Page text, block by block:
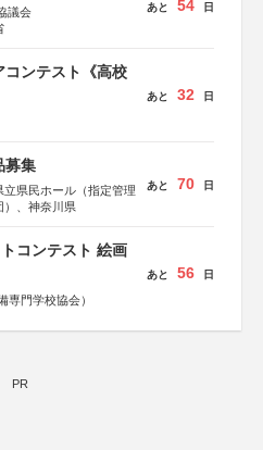
議会
あと 54 日
ンテスト《高校
あと 32 日
募集
県民ホール（指定管理
）、神奈川県
あと 70 日
コンテスト 絵画
専門学校協会）
あと 56 日
PR